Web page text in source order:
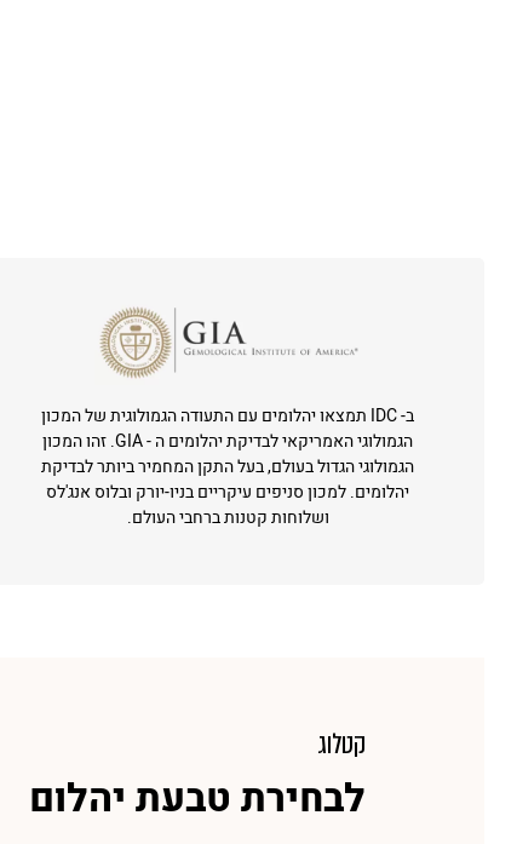
ב- IDC תמצאו יהלומים עם התעודה הגמולוגית של המכון
הגמולוגי האמריקאי לבדיקת יהלומים ה - GIA. זהו המכון
הגמולוגי הגדול בעולם, בעל התקן המחמיר ביותר לבדיקת
יהלומים. למכון סניפים עיקריים בניו-יורק ובלוס אנג'לס
ושלוחות קטנות ברחבי העולם.
קטלוג
לבחירת טבעת יהלום